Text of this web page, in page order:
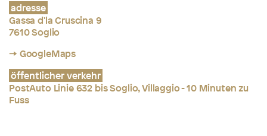
adresse
Gassa d'la Cruscina 9
7610 Soglio
→ GoogleMaps
öffentlicher verkehr
PostAuto Linie 632 bis Soglio, Villaggio - 10 Minuten zu
Fuss